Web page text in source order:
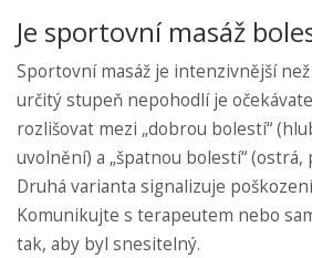
Je sportovní masáž
Sportovní masáž je intenzivnější
určitý stupeň nepohodlí je
rozlišovat mezi „dobrou bolestí“
uvolnění) a „špatnou bolestí“ (ostrá,
Druhá varianta signalizuje
Komunikujte s terapeutem nebo
tak, aby byl snesitelný.